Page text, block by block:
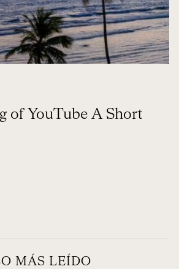
of YouTube A Short
MÁS LEÍDO